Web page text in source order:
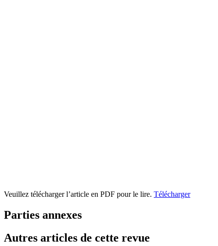
Veuillez télécharger l’article en PDF pour le lire. Télécharger
Parties annexes
Autres articles de cette revue